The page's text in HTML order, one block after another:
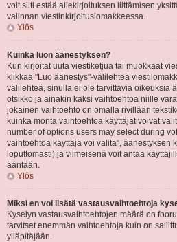
voit silti estää allekirjoituksen liittämisen
valinnan viestinkirjoituslomakkeessa.
Ylös
Kuinka luon äänestyksen?
Kun kirjoitat uuta viestiketjua tai muokkaat
klikkaa "Luo äänestys"-välilehteä
välilehteä, sinulla ei ole tarvittavia oikeuksia
otsikko ja ainakin kaksi vaihtoehtoa niille
jokainen vaihtoehto on omalla rivillään
kuinka monta vaihtoehtoa käyttäjät voivat
number of options users may select during
vaihtoehtoa käyttäjä voi valita”, äänestyksen
loputtomasti) ja viimeisenä voit antaa
ääntään.
Ylös
Miksi en voi lisätä vastausvaihtoehtoja
Kyselyn vastausvaihtoehtojen määrä on
tarvitset enemmän vaihtoehtoja kuin on
ylläpitäjään.